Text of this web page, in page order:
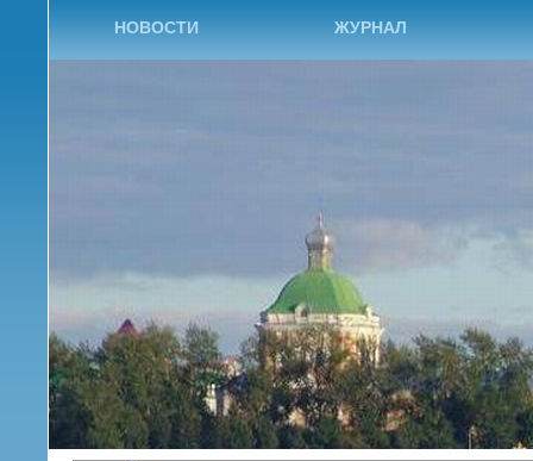
НОВОСТИ ЖУРНАЛ